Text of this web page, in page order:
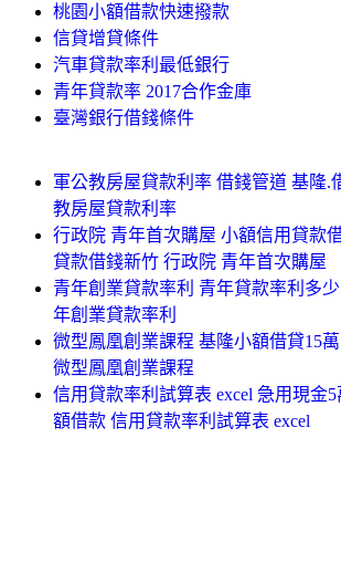
桃園小額借款快速撥款
信貸增貸條件
汽車貸款率利最低銀行
青年貸款率 2017合作金庫
臺灣銀行借錢條件
軍公教房屋貸款利率 借錢管道 基隆.
教房屋貸款利率
行政院 青年首次購屋 小額信用貸款
貸款借錢新竹 行政院 青年首次購屋
青年創業貸款率利 青年貸款率利多
年創業貸款率利
微型鳳凰創業課程 基隆小額借貸15
微型鳳凰創業課程
信用貸款率利試算表 excel 急用現金
額借款 信用貸款率利試算表 excel